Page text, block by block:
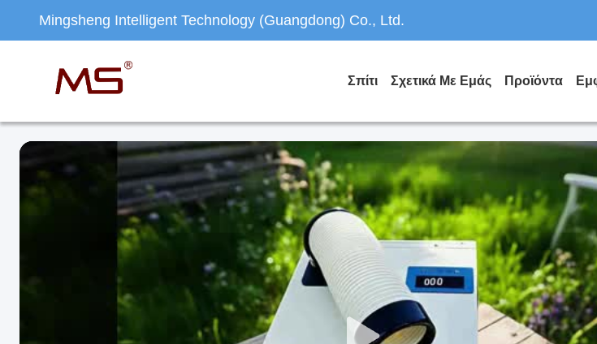
Mingsheng Intelligent Technology (Guangdong) Co., Ltd.
Σπίτι Σχετικά Με Εμάς Προϊόντα